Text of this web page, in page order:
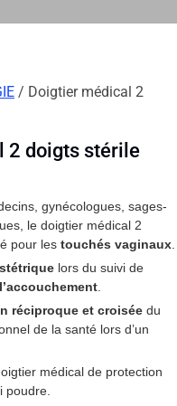
/ Doigtier médical 2
2 doigts stérile
gynécologues, sages-
le doigtier médical 2
pour les touchés vaginaux.
lors du suivi de
l’accouchement.
réciproque et croiséedu
de la santé lors d’un
médical de protection
poudre.